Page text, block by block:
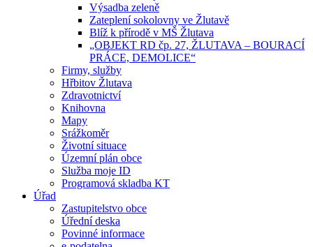
Výsadba zeleně
Zateplení sokolovny ve Žlutavě
Blíž k přírodě v MŠ Žlutava
„OBJEKT RD čp. 27, ŽLUTAVA – BOURACÍ
PRÁCE, DEMOLICE“
Firmy, služby
Hřbitov Žlutava
Zdravotnictví
Knihovna
Mapy
Srážkoměr
Životní situace
Územní plán obce
Služba moje ID
Programová skladba KT
Úřad
Zastupitelstvo obce
Úřední deska
Povinné informace